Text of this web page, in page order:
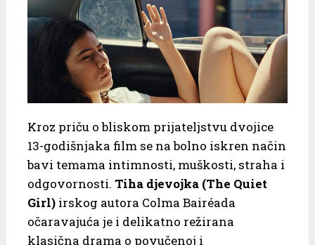
Kroz priču o bliskom prijateljstvu dvojice
13-godišnjaka film se na bolno iskren način
bavi temama intimnosti, muškosti, straha i
odgovornosti. Tiha djevojka (The Quiet
Girl)irskog autora Colma Bairéada
očaravajuća je i delikatno režirana
klasična drama o povučenoj i